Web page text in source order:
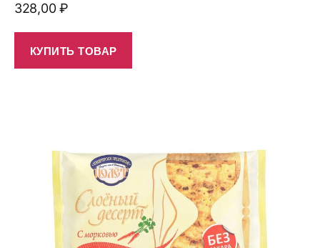
328,00₽
КУПИТЬ ТОВАР